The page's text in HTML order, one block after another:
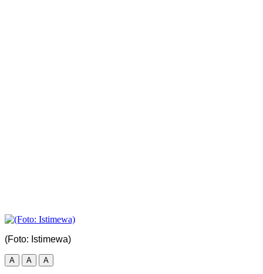
(Foto: Istimewa)
A A A